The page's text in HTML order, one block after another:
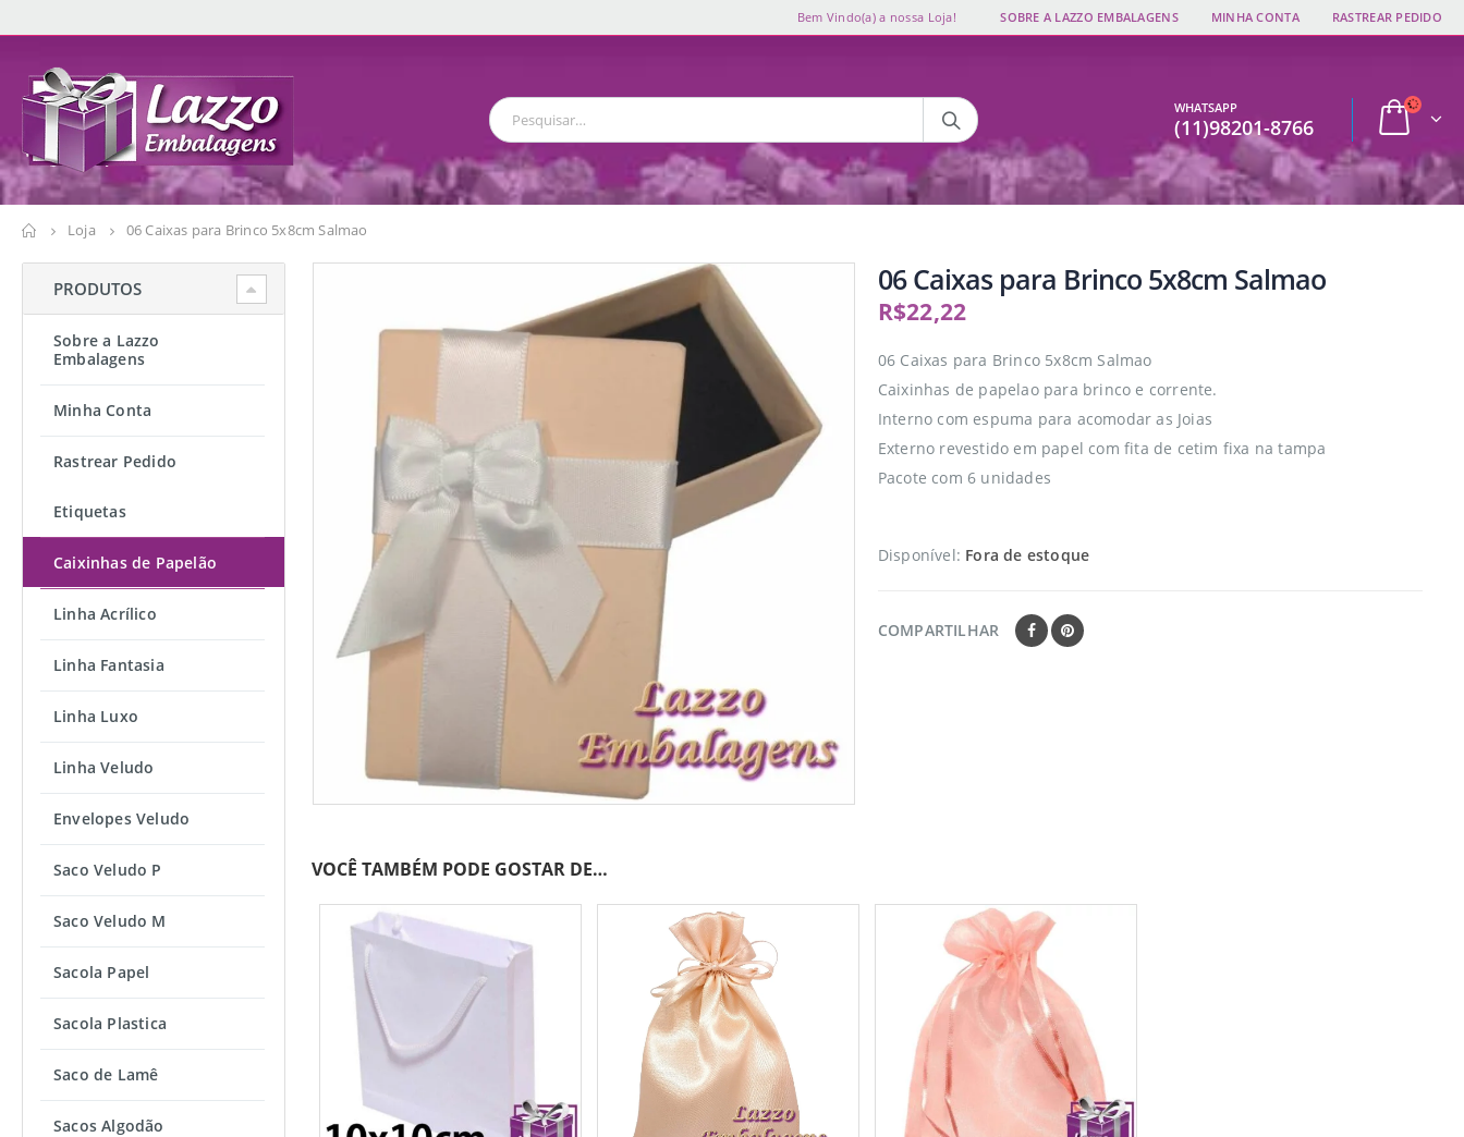
Bem Vindo(a) a nossa Loja! SOBRE A LAZZO EMBALAGENS MINHA CONTA RASTREAR PEDIDO
WHATSAPP
(11)98201-8766
Loja 06 Caixas para Brinco 5x8cm Salmao
06 Caixas para Brinco 5x8cm Salmao
R$22,22
06 Caixas para Brinco 5x8cm Salmao
Caixinhas de papelao para brinco e corrente.
Interno com espuma para acomodar as Joias
Externo revestido em papel com fita de cetim fixa na tampa
Pacote com 6 unidades
Disponível: Fora de estoque
COMPARTILHAR
VOCÊ TAMBÉM PODE GOSTAR DE…
PRODUTOS
Sobre a Lazzo
Embalagens
Minha Conta
Rastrear Pedido
Etiquetas
Caixinhas de Papelão
Linha Acrílico
Linha Fantasia
Linha Luxo
Linha Veludo
Envelopes Veludo
Saco Veludo P
Saco Veludo M
Sacola Papel
Sacola Plastica
Saco de Lamê
Sacos Algodão